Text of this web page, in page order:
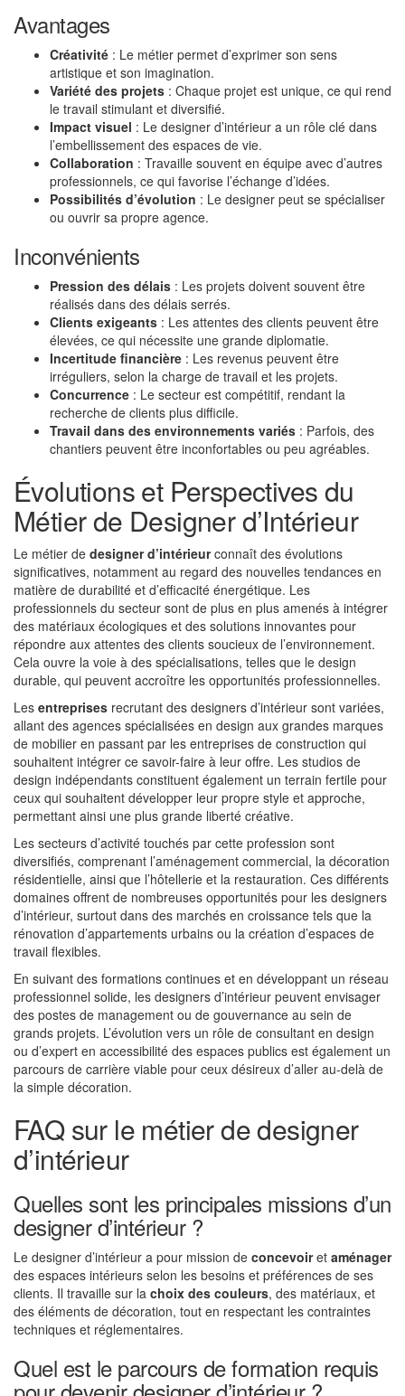
Avantages
Créativité : Le métier permet d’exprimer son sens
artistique et son imagination.
Variété des projets : Chaque projet est unique, ce qui rend
le travail stimulant et diversifié.
Impact visuel : Le designer d’intérieur a un rôle clé dans
l’embellissement des espaces de vie.
Collaboration : Travaille souvent en équipe avec d’autres
professionnels, ce qui favorise l’échange d’idées.
Possibilités d’évolution : Le designer peut se spécialiser
ou ouvrir sa propre agence.
Inconvénients
Pression des délais : Les projets doivent souvent être
réalisés dans des délais serrés.
Clients exigeants : Les attentes des clients peuvent être
élevées, ce qui nécessite une grande diplomatie.
Incertitude financière : Les revenus peuvent être
irréguliers, selon la charge de travail et les projets.
Concurrence : Le secteur est compétitif, rendant la
recherche de clients plus difficile.
Travail dans des environnements variés : Parfois, des
chantiers peuvent être inconfortables ou peu agréables.
Évolutions et Perspectives du
Métier de Designer d’Intérieur
Le métier de designer d’intérieurconnaît des évolutions
significatives, notamment au regard des nouvelles tendances en
matière de durabilité et d’efficacité énergétique. Les
professionnels du secteur sont de plus en plus amenés à intégrer
des matériaux écologiques et des solutions innovantes pour
répondre aux attentes des clients soucieux de l’environnement.
Cela ouvre la voie à des spécialisations, telles que le design
durable, qui peuvent accroître les opportunités professionnelles.
Les entreprises recrutant des designers d’intérieur sont variées,
allant des agences spécialisées en design aux grandes marques
de mobilier en passant par les entreprises de construction qui
souhaitent intégrer ce savoir-faire à leur offre. Les studios de
design indépendants constituent également un terrain fertile pour
ceux qui souhaitent développer leur propre style et approche,
permettant ainsi une plus grande liberté créative.
Les secteurs d’activité touchés par cette profession sont
diversifiés, comprenant l’aménagement commercial, la décoration
résidentielle, ainsi que l’hôtellerie et la restauration. Ces différents
domaines offrent de nombreuses opportunités pour les designers
d’intérieur, surtout dans des marchés en croissance tels que la
rénovation d’appartements urbains ou la création d’espaces de
travail flexibles.
En suivant des formations continues et en développant un réseau
professionnel solide, les designers d’intérieur peuvent envisager
des postes de management ou de gouvernance au sein de
grands projets. L’évolution vers un rôle de consultant en design
ou d’expert en accessibilité des espaces publics est également un
parcours de carrière viable pour ceux désireux d’aller au-delà de
la simple décoration.
FAQ sur le métier de designer
d’intérieur
Quelles sont les principales missions d’un
designer d’intérieur ?
Le designer d’intérieur a pour mission de concevoiret aménager
des espaces intérieurs selon les besoins et préférences de ses
clients. Il travaille sur la choix des couleurs, des matériaux, et
des éléments de décoration, tout en respectant les contraintes
techniques et réglementaires.
Quel est le parcours de formation requis